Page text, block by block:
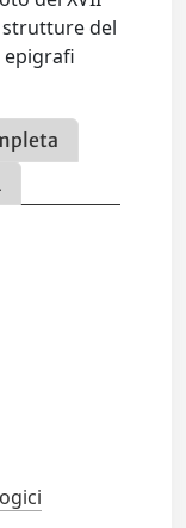
strutture del
epigrafi